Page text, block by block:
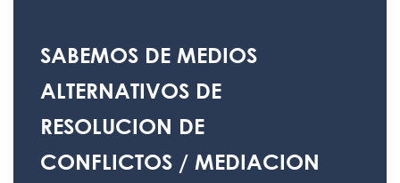
SABEMOS DE MEDIOS
ALTERNATIVOS DE
RESOLUCION DE
CONFLICTOS / MEDIACION